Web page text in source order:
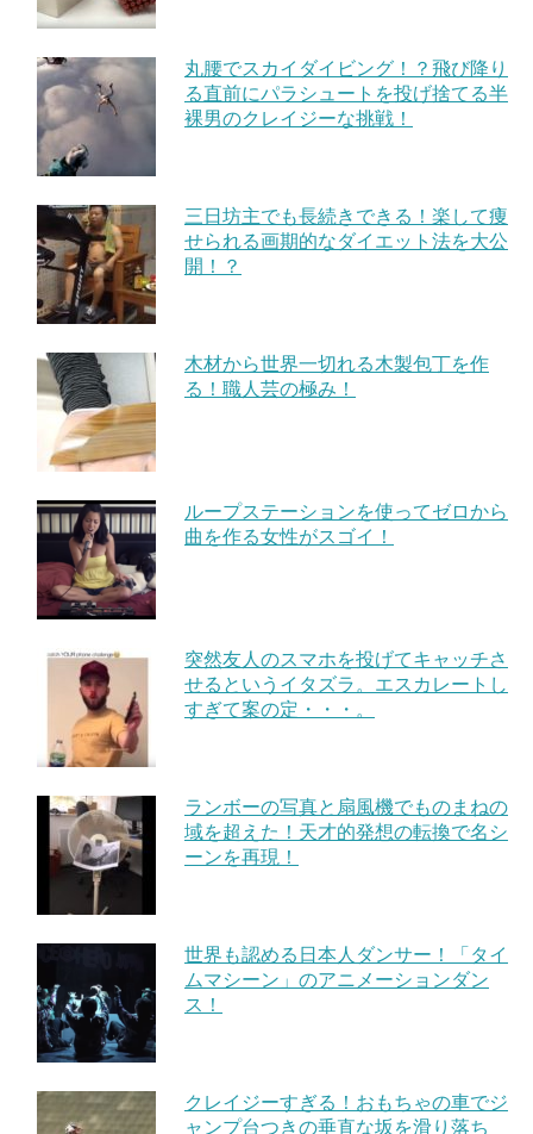
丸腰でスカイダイビング！？飛び降り
る直前にパラシュートを投げ捨てる半
裸男のクレイジーな挑戦！
三日坊主でも長続きできる！楽して痩
せられる画期的なダイエット法を大公
開！？
木材から世界一切れる木製包丁を作
る！職人芸の極み！
ループステーションを使ってゼロから
曲を作る女性がスゴイ！
突然友人のスマホを投げてキャッチさ
せるというイタズラ。エスカレートし
すぎて案の定・・・。
ランボーの写真と扇風機でものまねの
域を超えた！天才的発想の転換で名シ
ーンを再現！
世界も認める日本人ダンサー！「タイ
ムマシーン」のアニメーションダン
ス！
クレイジーすぎる！おもちゃの車でジ
ャンプ台つきの垂直な坂を滑り落ち